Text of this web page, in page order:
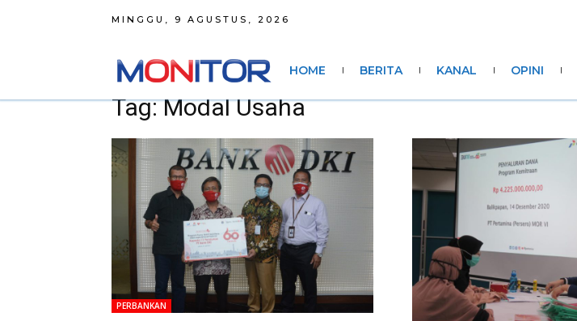
MINGGU, 9 AGUSTUS, 2026
HOME BERITA KANAL OPINI
Tag: Modal Usaha
PERBANKAN